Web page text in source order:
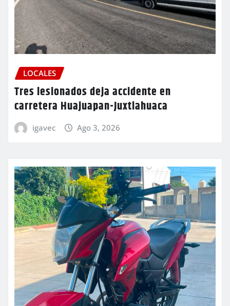
LOCALES
Tres lesionados deja accidente en
carretera Huajuapan-Juxtlahuaca
igavec Ago 3, 2026